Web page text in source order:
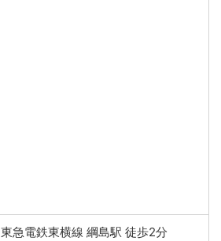
東急電鉄東横線 綱島駅 徒歩2分